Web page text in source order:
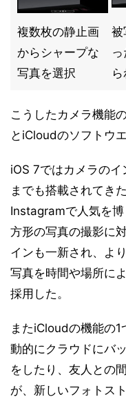
複数枚の静止画
からシャープな
写真を選択
被
こうしたカメラ機能
とiCloudのソフトウ
iOS 7ではカメラの
までも搭載されてき
Instagramで人気を
方形の写真の撮影に
インも一新され、よ
写真を時間や場所に
採用した。
またiCloudの機能の
動的にクラウドにバ
をしたり、友人との
が、新しいフォトス